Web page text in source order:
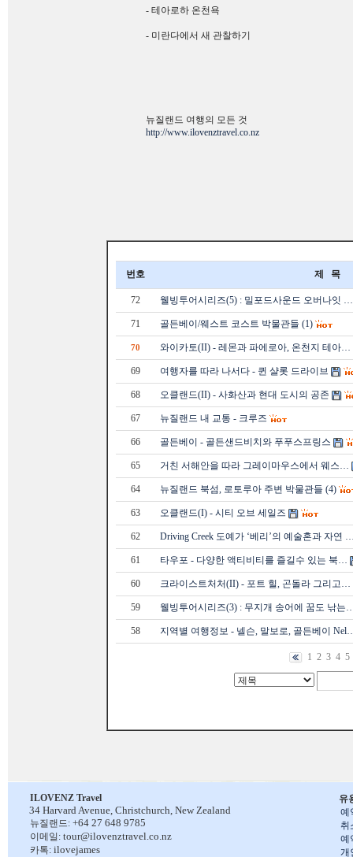
- 테아로하 온천욕
- 미란다에서 새 관찰하기
뉴질랜드 여행의 모든 것
http://www.ilovenztravel.co.nz
번호 제 목
72 웰빙투어시리즈(5) : 밀포드사운드 오버나잇 …
71 골든베이/웨스트 코스트 박물관들 (1)
70 와이카토(II) - 레몬과 파에로아, 온천지 테아…
69 여행자를 따라 나서다 - 퀸 샬롯 드라이브
68 오클랜드(II) - 사화산과 현대 도시의 공존
67 뉴질랜드 내 교통 - 크루즈
66 골든베이 - 골든샌드비치와 푸푸스프링스
65 거친 서해안을 따라 그레이마우스에서 웨스…
64 뉴질랜드 북섬, 로토루아 주변 박물관들 (4)
63 오클랜드(I) - 시티 오브 세일즈
62 Driving Creek 도예가 ‘베리’의 예술혼과 자연
61 타우포 - 다양한 액티비티를 즐길수 있는 북…
60 크라이스트처처(II) - 포트 힐, 곤돌라 그리고…
59 웰빙투어시리즈(3) : 무지개 송어에 꿈도 낚는
58 지역별 여행정보 - 넬슨, 말보로, 골든베이
1 2 3 4 5
유
예
취
예
개
ILOVENZ Travel
34 Harvard Avenue, Christchurch, New Zealand
뉴질랜드: +64 27 648 9785
이메일: tour@ilovenztravel.co.nz
카톡: ilovejames